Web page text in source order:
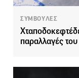
ΣΥΜΒΟΥΛΕΣ
παραλλαγές